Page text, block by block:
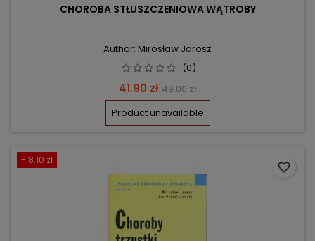
CHOROBA STŁUSZCZENIOWA WĄTROBY
Author: Mirosław Jarosz
(0)
Price
41.90 zł Regular
price
49.00 zł
Product unavailable
- 8.10 zł
favorite_border